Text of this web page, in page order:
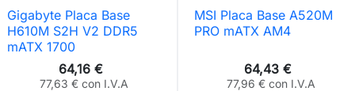
Gigabyte Placa Base
H610M S2H V2 DDR5
mATX 1700
64,16 €
77,63 € con I.V.A
MSI Placa Base A520M
PRO mATX AM4
64,43 €
77,96 € con I.V.A